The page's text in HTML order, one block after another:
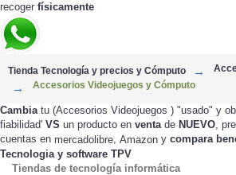
recoger físicamente
Tienda Tecnología y precios y Cómputo
Accesorios Videojuegos y Cómputo
Cambiatu (Accesorios Videojuegos ) "usado" y
fiabilidad' VS un producto en ventade NUEVO,
cuentas en mercadolibre, Amazon y compara
Tecnologia y software TPV
Tiendas de tecnología informática